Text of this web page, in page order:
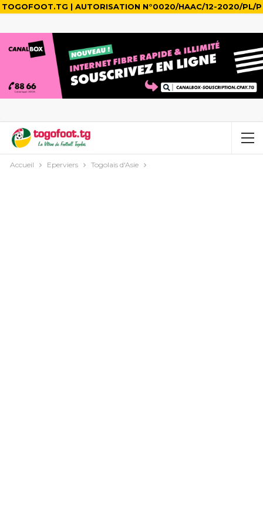
TOGOFOOT.TG | AUTORISATION N°0020/HAAC/12-2020/PL/P
Accueil Eperviers Togolais d'Asie